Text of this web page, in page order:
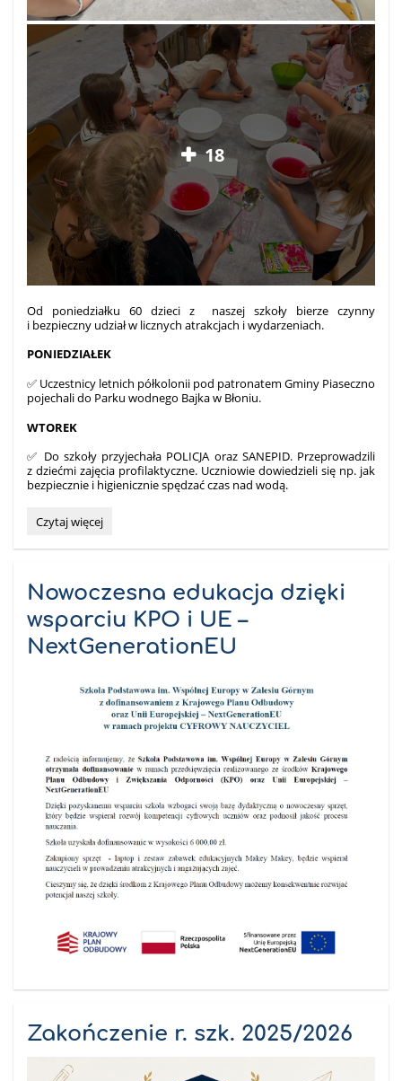
18
Od poniedziałku 60 dzieci z naszej szkoły bierze czynny
i bezpieczny udział w licznych atrakcjach i wydarzeniach.
PONIEDZIAŁEK
✅ Uczestnicy letnich półkolonii pod patronatem Gminy Piaseczno
pojechali do Parku wodnego Bajka w Błoniu.
WTOREK
✅ Do szkoły przyjechała POLICJA oraz SANEPID. Przeprowadzili
z dziećmi zajęcia profilaktyczne. Uczniowie dowiedzieli się np. jak
bezpiecznie i higienicznie spędzać czas nad wodą.
LATO
W
W
ZALESIU
GÓRNYM
BILETY
Czytaj więcej
Nowoczesna edukacja dzięki
wsparciu KPO i UE –
NextGenerationEU
Zakończenie r. szk. 2025/2026